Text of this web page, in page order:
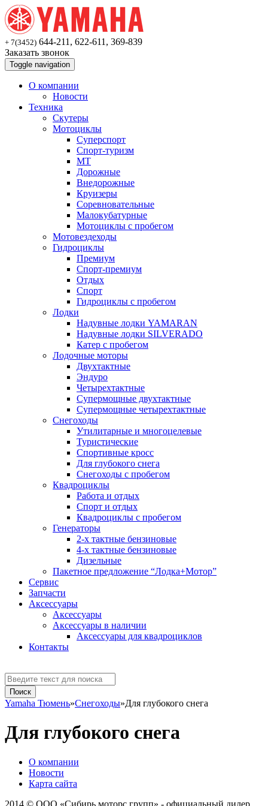
+ 7(3452) 644-211, 622-611, 369-839
Заказать звонок
Toggle navigation
О компании
Новости
Техника
Скутеры
Мотоциклы
Суперспoрт
Спорт-туризм
MT
Дорожные
Внедорожные
Круизеры
Соревновательные
Малокубатурные
Мотоциклы с пробегом
Мотовездеходы
Гидроциклы
Премиум
Спорт-премиум
Отдых
Спорт
Гидроциклы с пробегом
Лодки
Надувные лодки YAMARAN
Надувные лодки SILVERADO
Катер с пробегом
Лодочные моторы
Двухтактные
Эндуро
Четырехтактные
Супермощные двухтактные
Супермощные четырехтактные
Снегоходы
Утилитарные и многоцелевые
Туристические
Спортивные кросс
Для глубокого снега
Снегоходы с пробегом
Квадроциклы
Работа и отдых
Спорт и отдых
Квадроциклы с пробегом
Генераторы
2-х тактные бензиновые
4-х тактные бензиновые
Дизельные
Пакетное предложение “Лодка+Мотор”
Сервис
Запчасти
Аксессуaры
Аксессуары
Аксессуары в наличии
Аксессуары для квадроциклов
Контакты
Yamaha Тюмень»Снегоходы»Для глубокого снега
Для глубокого снега
О компании
Новости
Карта сайта
2014 © ООО «Сибирь моторс групп» - официальный дилер